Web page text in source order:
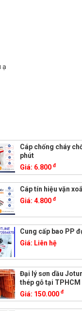
ạ
Cáp chống cháy
phút
Giá: 6.800đ
Cáp tín hiệu vặn
Giá:4.800đ
Cung cấp bao PP
Giá: Liên hệ
Đại lý sơn dầu
thép gỗ tại TPHCM
Giá: 150.000đ